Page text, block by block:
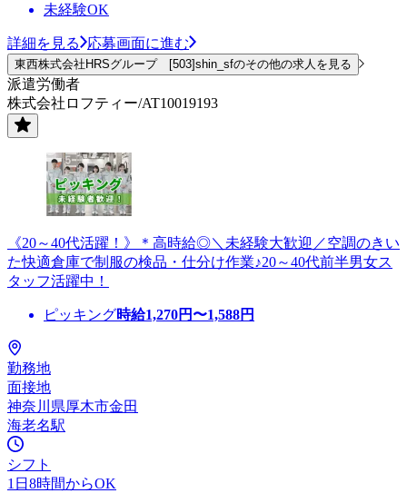
未経験OK
詳細を見る 応募画面に進む
東西株式会社HRSグループ [503]shin_sfのその他の求人を見る
派遣労働者
株式会社ロフティー/AT10019193
《20～40代活躍！》＊高時給◎＼未経験大歓迎／空調のきい
た快適倉庫で制服の検品・仕分け作業♪20～40代前半男女ス
タッフ活躍中！
ピッキング時給1,270円〜1,588円
勤務地
面接地
神奈川県厚木市金田
海老名駅
シフト
1日8時間からOK